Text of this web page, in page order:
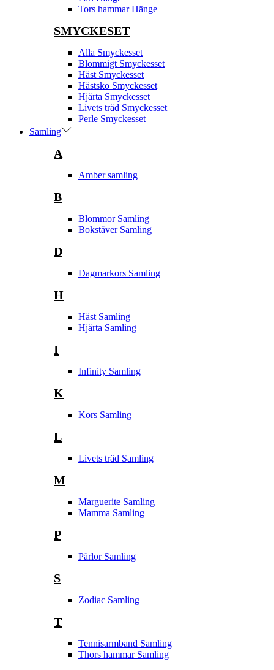
Tors hammar Hänge
SMYCKESET
Alla Smyckesset
Blommigt Smyckesset
Häst Smyckesset
Hästsko Smyckesset
Hjärta Smyckesset
Livets träd Smyckesset
Perle Smyckesset
Samling
A
Amber samling
B
Blommor Samling
Bokstäver Samling
D
Dagmarkors Samling
H
Häst Samling
Hjärta Samling
I
Infinity Samling
K
Kors Samling
L
Livets träd Samling
M
Marguerite Samling
Mamma Samling
P
Pärlor Samling
S
Zodiac Samling
T
Tennisarmband Samling
Thors hammar Samling